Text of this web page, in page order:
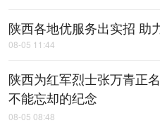
陕西各地优服务出实招 助
08-05 11:44
陕西为红军烈士张万青正
不能忘却的纪念
08-05 08:48